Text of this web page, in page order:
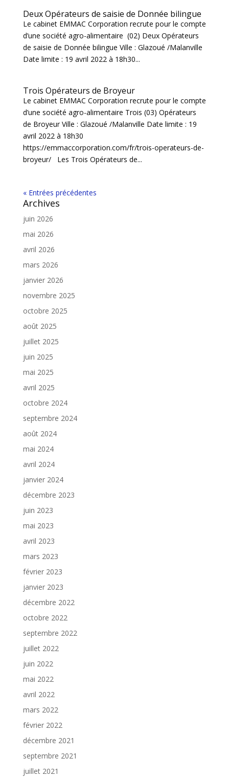
Deux Opérateurs de saisie de Donnée bilingue
Le cabinet EMMAC Corporation recrute pour le compte
d’une société agro-alimentaire (02) Deux Opérateurs
de saisie de Donnée bilingue Ville : Glazoué /Malanville
Date limite : 19 avril 2022 à 18h30...
Trois Opérateurs de Broyeur
Le cabinet EMMAC Corporation recrute pour le compte
d’une société agro-alimentaire Trois (03) Opérateurs
de Broyeur Ville : Glazoué /Malanville Date limite : 19
avril 2022 à 18h30
https://emmaccorporation.com/fr/trois-operateurs-de-
broyeur/ Les Trois Opérateurs de...
« Entrées précédentes
Archives
juin 2026
mai 2026
avril 2026
mars 2026
janvier 2026
novembre 2025
octobre 2025
août 2025
juillet 2025
juin 2025
mai 2025
avril 2025
octobre 2024
septembre 2024
août 2024
mai 2024
avril 2024
janvier 2024
décembre 2023
juin 2023
mai 2023
avril 2023
mars 2023
février 2023
janvier 2023
décembre 2022
octobre 2022
septembre 2022
juillet 2022
juin 2022
mai 2022
avril 2022
mars 2022
février 2022
décembre 2021
septembre 2021
juillet 2021